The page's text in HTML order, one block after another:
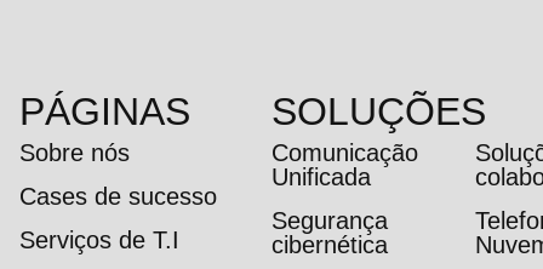
PÁGINAS
Sobre nós
Cases de sucesso
Serviços de T.I
SOLUÇÕES
Comunicação
Unificada
Segurança
cibernética